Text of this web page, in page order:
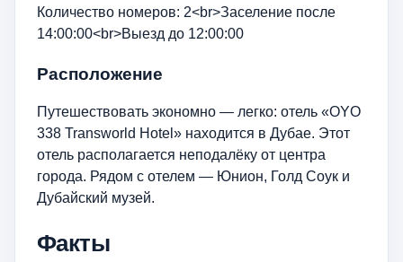
Количество номеров: 2<br>Заселение после
14:00:00<br>Выезд до 12:00:00
Расположение
Путешествовать экономно — легко: отель «OYO
338 Transworld Hotel» находится в Дубае. Этот
отель располагается неподалёку от центра
города. Рядом с отелем — Юнион, Голд Соук и
Дубайский музей.
Факты